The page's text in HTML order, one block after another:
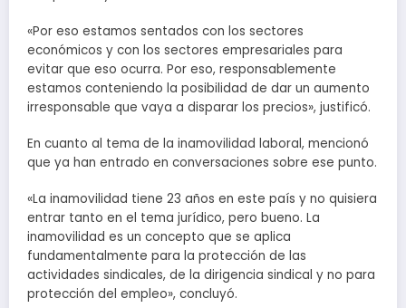
«Por eso estamos sentados con los sectores
económicos y con los sectores empresariales para
evitar que eso ocurra. Por eso, responsablemente
estamos conteniendo la posibilidad de dar un aumento
irresponsable que vaya a disparar los precios», justificó.
En cuanto al tema de la inamovilidad laboral, mencionó
que ya han entrado en conversaciones sobre ese punto.
«La inamovilidad tiene 23 años en este país y no quisiera
entrar tanto en el tema jurídico, pero bueno. La
inamovilidad es un concepto que se aplica
fundamentalmente para la protección de las
actividades sindicales, de la dirigencia sindical y no para
protección del empleo», concluyó.